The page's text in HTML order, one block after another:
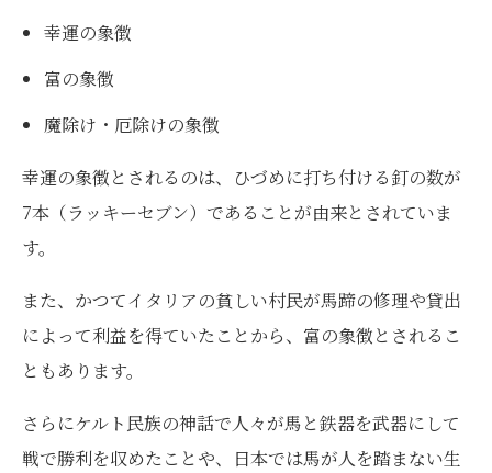
幸運の象徴
富の象徴
魔除け・厄除けの象徴
幸運の象徴とされるのは、ひづめに打ち付ける釘の数が
7本（ラッキーセブン）であることが由来とされていま
す。
また、かつてイタリアの貧しい村民が馬蹄の修理や貸出
によって利益を得ていたことから、富の象徴とされるこ
ともあります。
さらにケルト民族の神話で人々が馬と鉄器を武器にして
戦で勝利を収めたことや、日本では馬が人を踏まない生